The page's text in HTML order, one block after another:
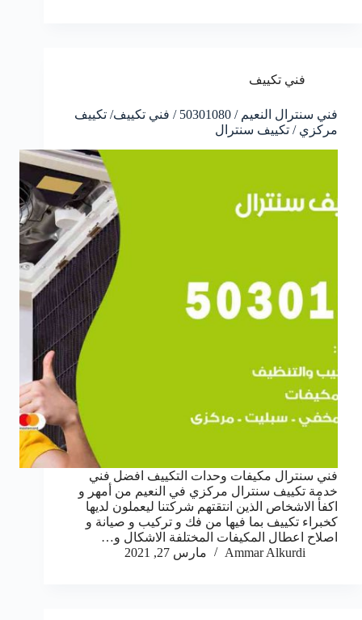
فني تكييف
فني سنترال النعيم / 50301080 / فني تكييف/ تكييف
مركزي / تكييف سنترال
فني سنترال مكيفات وحدات التكييف افضل فني
خدمة تكييف سنترال مركزي في النعيم من أمهر و
اكفأ الاشخاص الذين انتقتهم شركتنا ليعملون لديها
كخبراء تكييف بما فيها من فك و تركيب و صيانة و
اصلاح اعطال المكيفات المختلفة الاشكال و…
Ammar Alkurdi
مارس 27, 2021